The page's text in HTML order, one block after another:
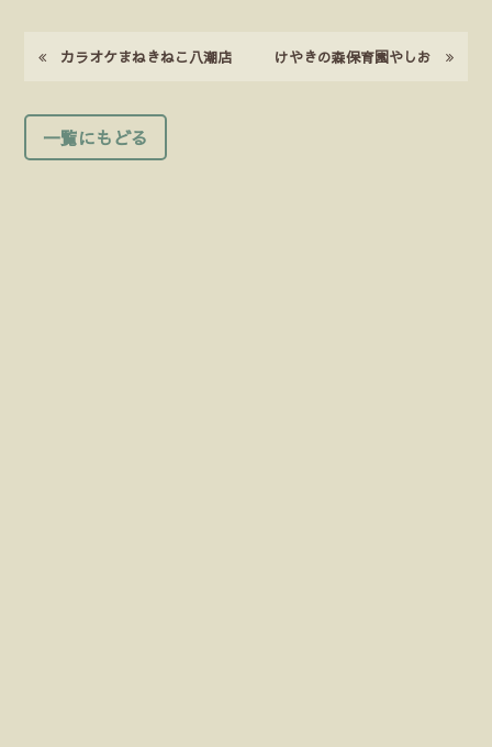
カラオケまねきねこ八潮店 けやきの森保育園やしお
一覧にもどる